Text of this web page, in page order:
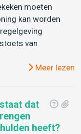
moeten
kan worden
van
Meer lezen
dat
heeft?